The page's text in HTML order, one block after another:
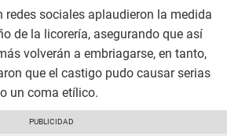
redes sociales aplaudieron la medida
de la licorería, asegurando que así
volverán a embriagarse, en tanto,
que el castigo pudo causar serias
un coma etílico.